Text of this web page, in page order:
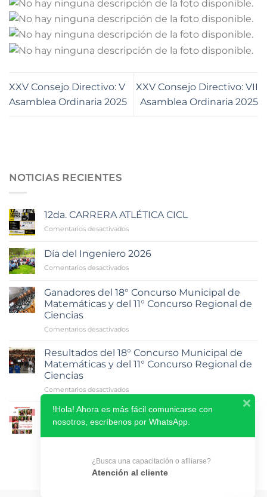
NOTICIAS RECIENTES
12da. CARRERA ATLÉTICA CICL
Comentarios desactivadosen
CARRERA
ATLÉTICA
CICL
Día del Ingeniero 2026
Comentarios desactivadosen
del
Ingeniero
2026
Ganadores del 18° Concurso Municipal de
Matemáticas y del 11° Concurso Regional de
Ciencias
Comentarios desactivadosen
del
18°
Concurso
de
y
del
Concurso
de
Ciencias
Resultados del 18° Concurso Municipal de
Matemáticas y del 11° Concurso Regional de
Ciencias
Comentarios desactivadosen
del
18°
Concurso
Municipal
Matemáticas
Revista Monolito
Comentarios desactivadosen
Revista
XXV Consejo Directivo: V
Asamblea Ordinaria 2025
XXV Consejo Directivo: VII
Asamblea Ordinaria 2025
!Hola! Ahora es más fácil comunicarse con
nosotros, escríbenos por WhatsApp.
¿Busca una capacitación o afiliarse?
Atención al cliente